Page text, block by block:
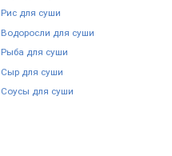
Рис для суши
Водоросли для суши
Рыба для суши
Сыр для суши
Соусы для суши